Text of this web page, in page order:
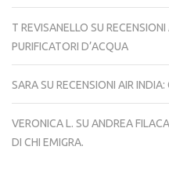
T REVISANELLO SU
PURIFICATORI D’ACQUA
SARA SU RECENSIONI AIR
VERONICA L. SU ANDREA
DI CHI EMIGRA.